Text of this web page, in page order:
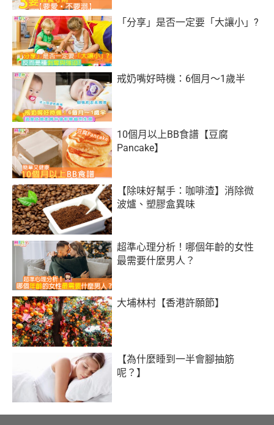
「分享」是否一定要「大讓小」?
戒奶嘴好時機：6個月～1歲半
10個月以上BB食譜【豆腐
Pancake】
【除味好幫手：咖啡渣】消除微
波爐、塑膠盒異味
超準心理分析！哪個年齡的女性
最需要什麼男人？
大埔林村【香港許願節】
【為什麼睡到一半會腳抽筋
呢？】